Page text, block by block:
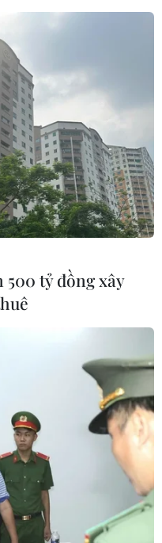
Nguyên nhân
làn
nạn giao thông
vong tại Quảng Ngãi
chỗ đã đi lấn vào
sau khi va
tỷ đồng xây